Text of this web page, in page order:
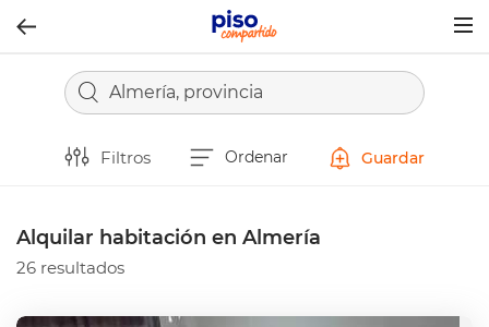
Almería, provincia
Filtros Ordenar Guardar
Alquilar habitación en Almería
26 resultados